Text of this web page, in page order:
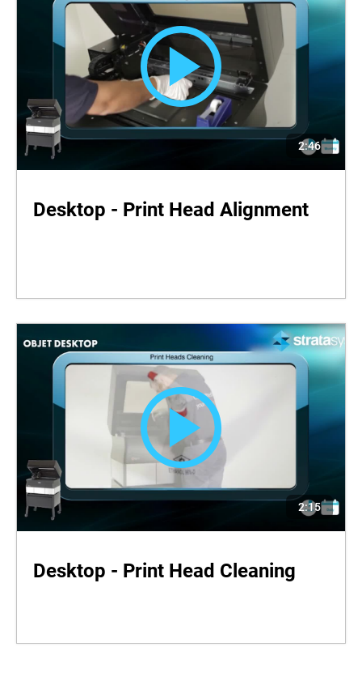
2:46
Desktop - Print Head Alignment
2:15
Desktop - Print Head Cleaning